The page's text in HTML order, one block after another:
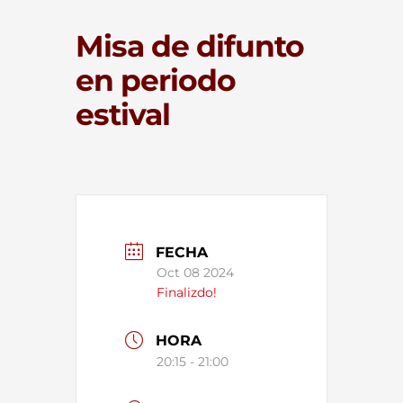
Misa de difunto
en periodo
estival
FECHA
Oct 08 2024
Finalizdo!
HORA
20:15 - 21:00